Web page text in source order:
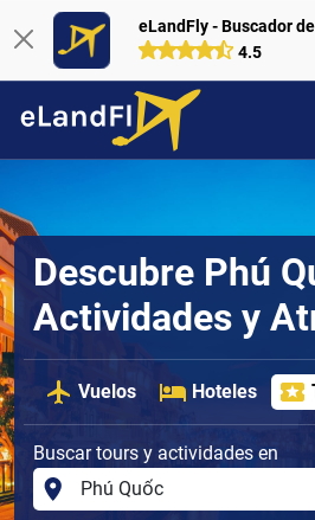
eLandFly - Buscador
4.5
Descubre Phú
Actividades y
Vuelos Hoteles
Buscar tours y actividades en